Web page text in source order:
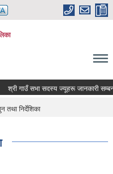
श्री गाउँ सभा सदस्य ज्यूहरू जानकारी सम्बन्धमा
निर्देशिका